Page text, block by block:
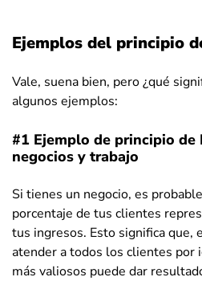
Ejemplos del principio
Vale, suena bien, pero ¿qué
algunos ejemplos:
#1 Ejemplo de principio de
negocios y trabajo
Si tienes un negocio, es
porcentaje de tus clientes
tus ingresos. Esto significa que,
atender a todos los clientes por
más valiosos puede dar